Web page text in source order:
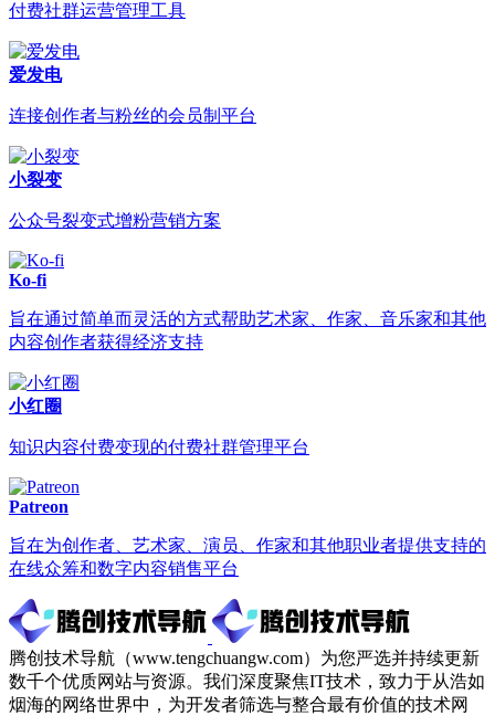
付费社群运营管理工具
爱发电
连接创作者与粉丝的会员制平台
小裂变
公众号裂变式增粉营销方案
Ko-fi
旨在通过简单而灵活的方式帮助艺术家、作家、音乐家和其他
内容创作者获得经济支持
小红圈
知识内容付费变现的付费社群管理平台
Patreon
旨在为创作者、艺术家、演员、作家和其他职业者提供支持的
在线众筹和数字内容销售平台
腾创技术导航（www.tengchuangw.com）为您严选并持续更新
数千个优质网站与资源。我们深度聚焦IT技术，致力于从浩如
烟海的网络世界中，为开发者筛选与整合最有价值的技术网